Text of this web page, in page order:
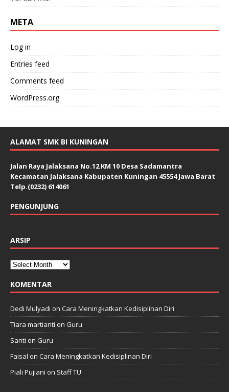
META
Log in
Entries feed
Comments feed
WordPress.org
ALAMAT SMK BI KUNINGAN
Jalan Raya Jalaksana No.12 KM 10 Desa Sadamantra
Kecamatan Jalaksana Kabupaten Kuningan 45554 Jawa Barat
Telp.(0232) 614061
PENGUNJUNG
ARSIP
KOMENTAR
Dedi Mulyadi on Cara Meningkatkan Kedisiplinan Diri
Tiara martianti on Guru
Santi on Guru
Faisal on Cara Meningkatkan Kedisiplinan Diri
Piali Pujiani on Staff TU